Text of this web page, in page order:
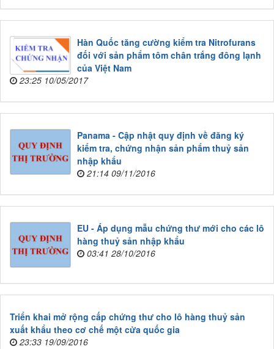
Hàn Quốc tăng cường kiểm tra Nitrofurans
đối với sản phẩm tôm chân trắng đông lạnh
của Việt Nam
23:25 10/05/2017
Panama - Cập nhật quy định về đăng ký
kiểm tra, chứng nhận sản phẩm thuỷ sản
nhập khẩu
21:14 09/11/2016
EU - Áp dụng mẫu chứng thư mới cho các lô
hàng thuỷ sản nhập khẩu
03:41 28/10/2016
Triển khai mở rộng cấp chứng thư cho lô hàng thuỷ sản
xuất khẩu theo cơ chế một cửa quốc gia
23:33 19/09/2016